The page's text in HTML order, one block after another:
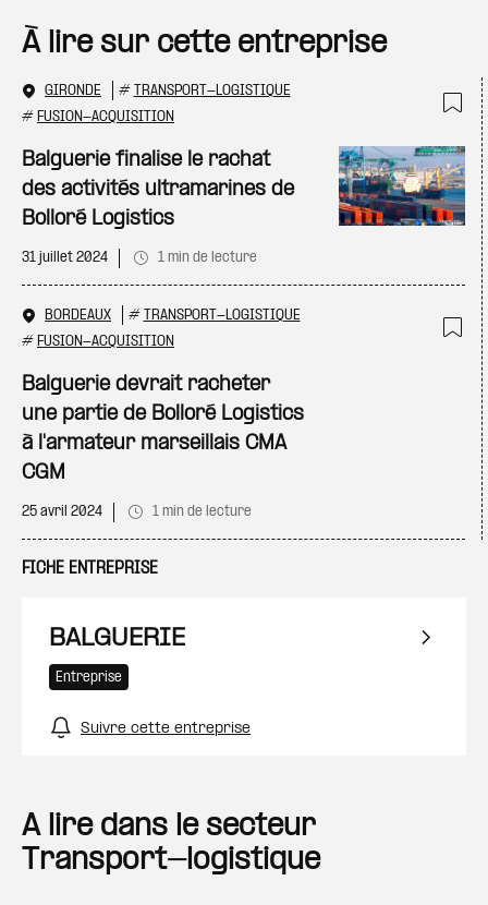
À lire sur cette entreprise
GIRONDE # TRANSPORT-LOGISTIQUE
# FUSION-ACQUISITION
Balguerie finalise le rachat
des activités ultramarines de
Bolloré Logistics
31 juillet 2024 1 min de lecture
BORDEAUX # TRANSPORT-LOGISTIQUE
# FUSION-ACQUISITION
Balguerie devrait racheter
une partie de Bolloré Logistics
à l'armateur marseillais CMA
CGM
25 avril 2024 1 min de lecture
FICHE ENTREPRISE
BALGUERIE
Entreprise
Suivre cette entreprise
A lire dans le secteur
Transport-logistique